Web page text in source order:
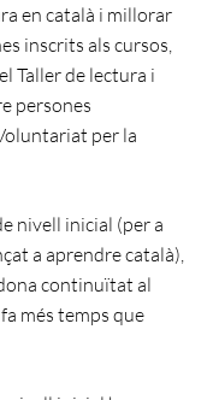
en català i millorar
inscrits als cursos,
Taller de lectura i
persones
per la
nivell inicial (per a
a aprendre català),
continuïtat al
més temps que